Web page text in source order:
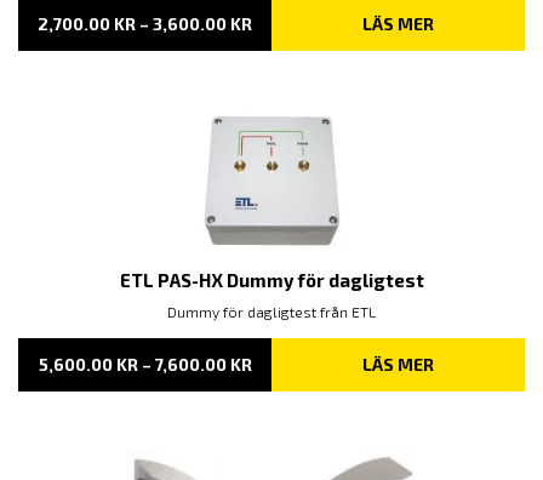
2,700.00 KR – 3,600.00 KRPRISINTERVALL:
TILL
LÄS MER
ETL PAS-HX Dummy för dagligtest
Dummy för dagligtest från ETL
5,600.00 KR – 7,600.00 KRPRISINTERVALL:
TILL
LÄS MER